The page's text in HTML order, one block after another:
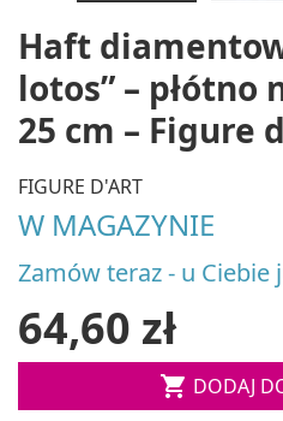
Haft
lotos” – płótno
25 cm – Figure
FIGURE D'ART
W MAGAZYNIE
Zamów teraz - u Ciebie
64,60 zł
 DODAJ